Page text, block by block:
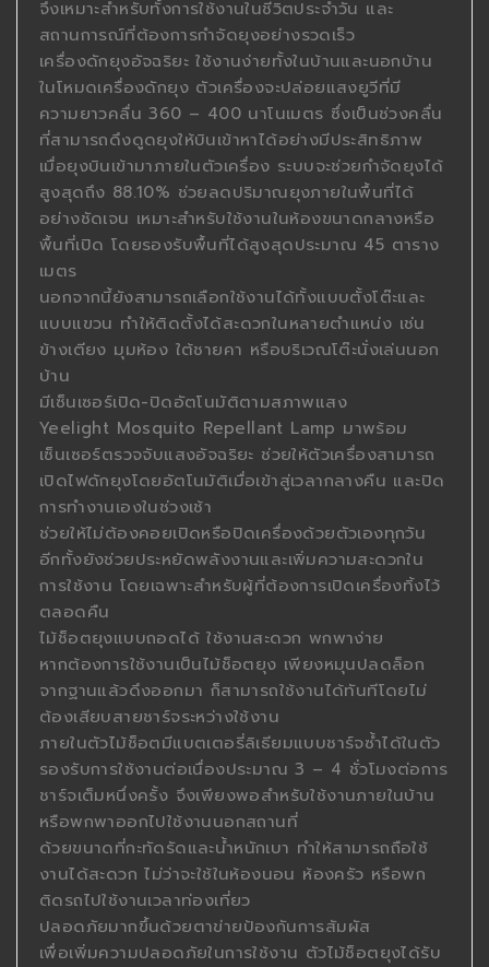
จึงเหมาะสำหรับทั้งการใช้งานในชีวิตประจำวัน และ
สถานการณ์ที่ต้องการกำจัดยุงอย่างรวดเร็ว
เครื่องดักยุงอัจฉริยะ ใช้งานง่ายทั้งในบ้านและนอกบ้าน
ในโหมดเครื่องดักยุง ตัวเครื่องจะปล่อยแสงยูวีที่มี
ความยาวคลื่น 360 – 400 นาโนเมตร ซึ่งเป็นช่วงคลื่น
ที่สามารถดึงดูดยุงให้บินเข้าหาได้อย่างมีประสิทธิภาพ
เมื่อยุงบินเข้ามาภายในตัวเครื่อง ระบบจะช่วยกำจัดยุงได้
สูงสุดถึง 88.10% ช่วยลดปริมาณยุงภายในพื้นที่ได้
อย่างชัดเจน เหมาะสำหรับใช้งานในห้องขนาดกลางหรือ
พื้นที่เปิด โดยรองรับพื้นที่ได้สูงสุดประมาณ 45 ตาราง
เมตร
นอกจากนี้ยังสามารถเลือกใช้งานได้ทั้งแบบตั้งโต๊ะและ
แบบแขวน ทำให้ติดตั้งได้สะดวกในหลายตำแหน่ง เช่น
ข้างเตียง มุมห้อง ใต้ชายคา หรือบริเวณโต๊ะนั่งเล่นนอก
บ้าน
มีเซ็นเซอร์เปิด-ปิดอัตโนมัติตามสภาพแสง
Yeelight Mosquito Repellant Lamp มาพร้อม
เซ็นเซอร์ตรวจจับแสงอัจฉริยะ ช่วยให้ตัวเครื่องสามารถ
เปิดไฟดักยุงโดยอัตโนมัติเมื่อเข้าสู่เวลากลางคืน และปิด
การทำงานเองในช่วงเช้า
ช่วยให้ไม่ต้องคอยเปิดหรือปิดเครื่องด้วยตัวเองทุกวัน
อีกทั้งยังช่วยประหยัดพลังงานและเพิ่มความสะดวกใน
การใช้งาน โดยเฉพาะสำหรับผู้ที่ต้องการเปิดเครื่องทิ้งไว้
ตลอดคืน
ไม้ช็อตยุงแบบถอดได้ ใช้งานสะดวก พกพาง่าย
หากต้องการใช้งานเป็นไม้ช็อตยุง เพียงหมุนปลดล็อก
จากฐานแล้วดึงออกมา ก็สามารถใช้งานได้ทันทีโดยไม่
ต้องเสียบสายชาร์จระหว่างใช้งาน
ภายในตัวไม้ช็อตมีแบตเตอรี่ลิเธียมแบบชาร์จซ้ำได้ในตัว
รองรับการใช้งานต่อเนื่องประมาณ 3 – 4 ชั่วโมงต่อการ
ชาร์จเต็มหนึ่งครั้ง จึงเพียงพอสำหรับใช้งานภายในบ้าน
หรือพกพาออกไปใช้งานนอกสถานที่
ด้วยขนาดที่กะทัดรัดและน้ำหนักเบา ทำให้สามารถถือใช้
งานได้สะดวก ไม่ว่าจะใช้ในห้องนอน ห้องครัว หรือพก
ติดรถไปใช้งานเวลาท่องเที่ยว
ปลอดภัยมากขึ้นด้วยตาข่ายป้องกันการสัมผัส
เพื่อเพิ่มความปลอดภัยในการใช้งาน ตัวไม้ช็อตยุงได้รับ